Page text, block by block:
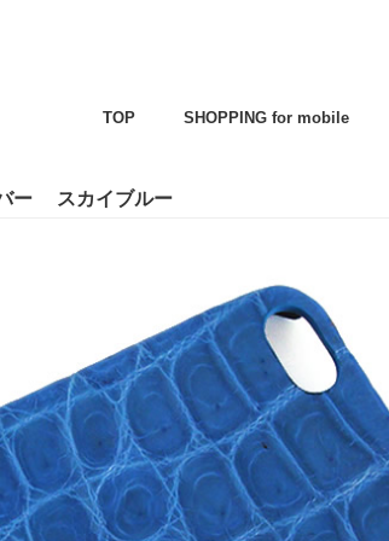
TOP SHOPPING for mobile
ー スカイブルー